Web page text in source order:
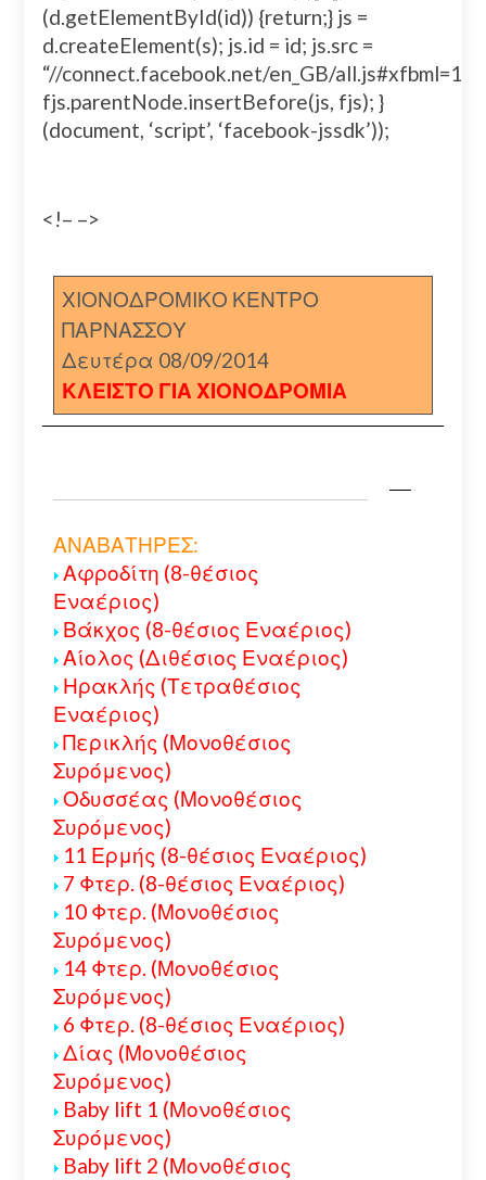
(d.getElementById(id)) {return;} js =
d.createElement(s); js.id = id; js.src =
“//connect.facebook.net/en_GB/
fjs.parentNode.insertBefore(js, fjs); }
(document, ‘script’, ‘facebook-jssdk’));
<!– –>
ΧΙΟΝΟΔΡΟΜΙΚΟ ΚΕΝΤΡΟ
ΠΑΡΝΑΣΣΟΥ
Δευτέρα 08/09/2014
ΚΛΕΙΣΤΟ ΓΙΑ ΧΙΟΝΟΔΡΟΜΙΑ
ΑΝΑΒΑΤΗΡΕΣ:
Αφροδίτη (8-θέσιος
Εναέριος)
Βάκχος (8-θέσιος Εναέριος)
Αίολος (Διθέσιος Εναέριος)
Ηρακλής (Τετραθέσιος
Εναέριος)
Περικλής (Μονοθέσιος
Συρόμενος)
Οδυσσέας (Μονοθέσιος
Συρόμενος)
11 Ερμής (8-θέσιος Εναέριος)
7 Φτερ. (8-θέσιος Εναέριος)
10 Φτερ. (Μονοθέσιος
Συρόμενος)
14 Φτερ. (Μονοθέσιος
Συρόμενος)
6 Φτερ. (8-θέσιος Εναέριος)
Δίας (Μονοθέσιος
Συρόμενος)
Baby lift 1 (Μονοθέσιος
Συρόμενος)
Baby lift 2 (Μονοθέσιος